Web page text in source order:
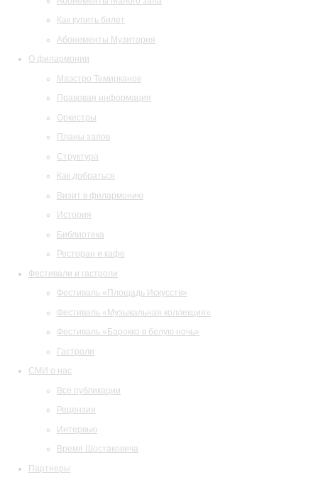
Как купить билет
Абонементы Музитория
О филармонии
Маэстро Темирканов
Правовая информация
Оркестры
Планы залов
Структура
Как добраться
Визит в филармонию
История
Библиотека
Ресторан и кафе
Фестивали и гастроли
Фестиваль «Площадь Искусств»
Фестиваль «Музыкальная коллекция»
Фестиваль «Барокко в белую ночь»
Гастроли
СМИ о нас
Все публикации
Рецензии
Интервью
Время Шостаковича
Партнеры